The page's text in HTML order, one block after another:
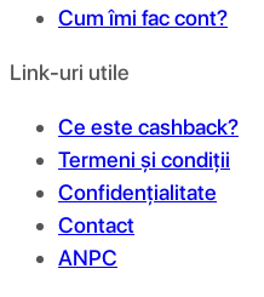
Cum îmi fac cont?
Link-uri utile
Ce este cashback?
Termeni și condiții
Confidențialitate
Contact
ANPC